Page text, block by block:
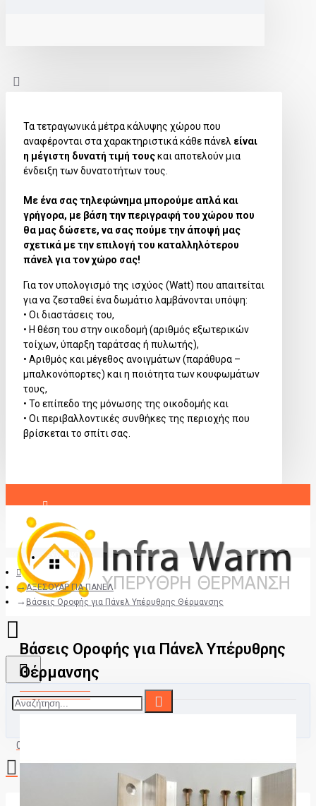
Τα τετραγωνικά μέτρα κάλυψης χώρου που
αναφέρονται στα χαρακτηριστικά κάθε πάνελ είναι
η μέγιστη δυνατή τιμή τουςκαι αποτελούν μια
ένδειξη των δυνατοτήτων τους.
Με ένα σας τηλεφώνημα μπορούμε απλά και
γρήγορα, με βάση την περιγραφή του χώρου που
θα μας δώσετε, να σας πούμε την άποψή μας
σχετικά με την επιλογή του καταλληλότερου
πάνελ για τον χώρο σας!
Για τον υπολογισμό της ισχύος (Watt) που απαιτείται
για να ζεσταθεί ένα δωμάτιο λαμβάνονται υπόψη:
• Οι διαστάσεις του,
• Η θέση του στην οικοδομή (αριθμός εξωτερικών
τοίχων, ύπαρξη ταράτσας ή πυλωτής),
• Αριθμός και μέγεθος ανοιγμάτων (παράθυρα –
μπαλκονόπορτες) και η ποιότητα των κουφωμάτων
τους,
• Το επίπεδο της μόνωσης της οικοδομής και
• Οι περιβαλλοντικές συνθήκες της περιοχής που
βρίσκεται το σπίτι σας.
Εγγραφή
0 προϊόν(τα) - 0,00€
Το καλάθι αγορών είναι άδειο!
ΑΞΕΣΟΥΑΡ ΓΙΑ ΠΑΝΕΛ
Βάσεις Οροφής για Πάνελ Υπέρυθρης Θέρμανσης
Βάσεις Οροφής για Πάνελ Υπέρυθρης
Θέρμανσης